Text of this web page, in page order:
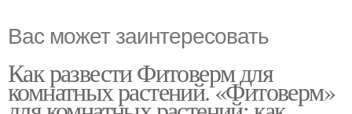
Вас может заинтересовать
Как развести Фитоверм для
комнатных растений. «Фитоверм»